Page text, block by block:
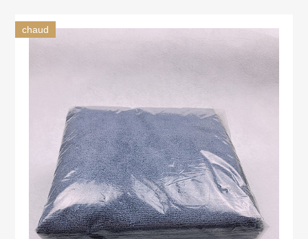
chaud